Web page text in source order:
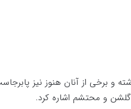
و برخی از آنان هنوز نیز
و محتشم اشاره کرد.